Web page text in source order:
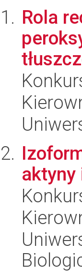
Rola
aktyny